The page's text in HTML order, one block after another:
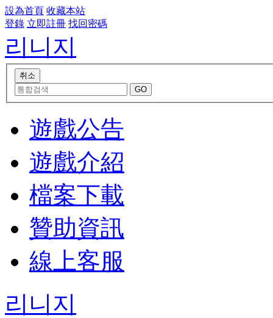
設為首頁 收藏本站
登錄 立即註冊 找回密碼
리니지
遊戲公告
遊戲介紹
檔案下載
贊助資訊
線上客服
리니지